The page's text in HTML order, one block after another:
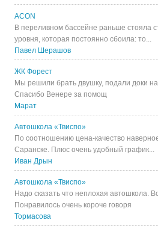
ACON
В переливном бассейне раньше стояла
уровня, которая постоянно сбоила: то...
Павел Шерашов
ЖК Форест
Мы решили брать двушку, подали доки
Спасибо Венере за помощ
Марат
Автошкола «Твиспо»
По соотношению цена-качество
Саранске. Плюс очень удобный график...
Иван Дрын
Автошкола «Твиспо»
Надо сказать что неплохая автошкола.
Понравилось очень короче говоря
Тормасова